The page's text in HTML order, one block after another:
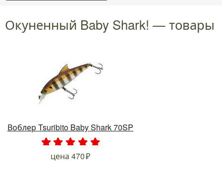
Окуненный Baby Shark! — товары
Воблер Tsuribito Baby Shark 70SP
. .
цена 470